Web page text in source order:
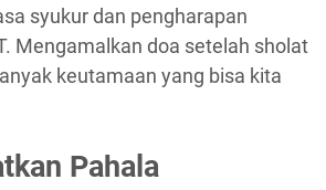
syukur dan pengharapan
Mengamalkan doa setelah sholat
keutamaan yang bisa kita
Pahala